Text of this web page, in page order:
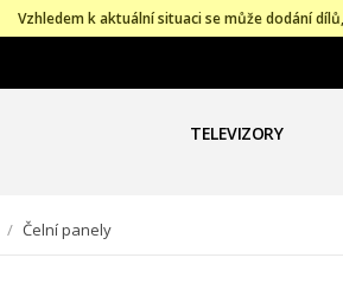
Vzhledem k aktuální situaci se může dodání
TELEVIZORY
/ Čelní panely